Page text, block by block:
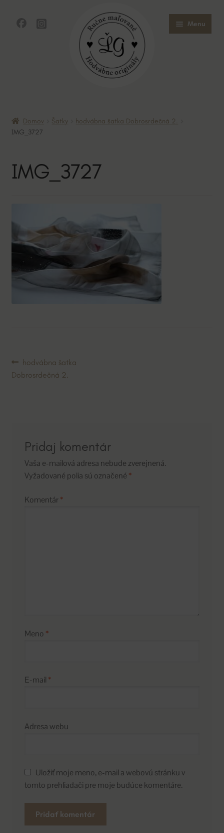
Menu
Obchod
O hodvábe
Domov Šatky
hodvábna šatka Dobrosrdečná 2.
IMG_3727
IMG_3727
Navigácia
Predchádzajúci
článok:
hodvábna šatka
Dobrosrdečná 2.
Pridaj komentár
Vaša e-mailová adresa nebude zverejnená.
Vyžadované polia sú označené *
Komentár*
Meno *
E-mail *
Adresa webu
Uložiť moje meno, e-mail a webovú stránku v
tomto prehliadači pre moje budúce komentáre.